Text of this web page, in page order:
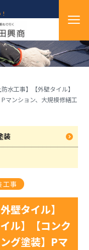
水工事】【外壁タイル】
マンション、大規模修繕工
装
工事
壁タイル】
ル】【コンク
グ塗装】Pマ